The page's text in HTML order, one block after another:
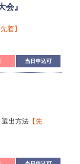
』
先着】
当日申込可
出方法 【先